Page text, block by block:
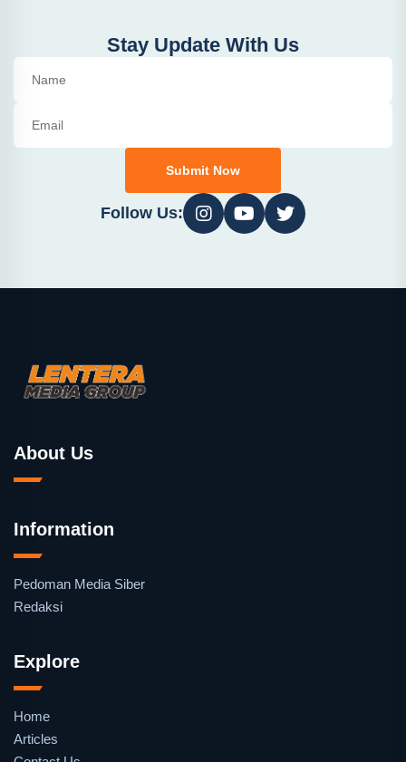
Stay Update With Us
Submit Now
Follow Us:
About Us
Information
Pedoman Media Siber
Redaksi
Explore
Home
Articles